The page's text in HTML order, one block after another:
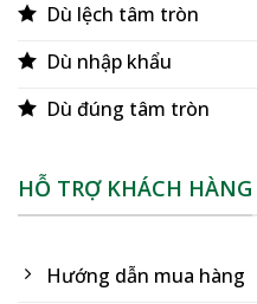
Dù lệch tâm tròn
Dù nhập khẩu
Dù đúng tâm tròn
HỖ TRỢ KHÁCH HÀNG
Hướng dẫn mua hàng